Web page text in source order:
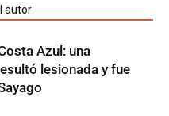
autor
Azul: una
lesionada y fue